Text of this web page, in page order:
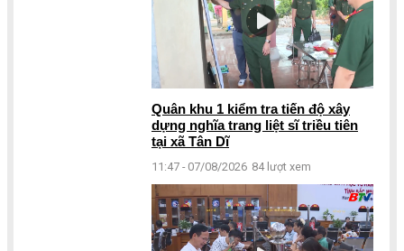
Quân khu 1 kiểm tra tiến độ xây
dựng nghĩa trang liệt sĩ triều tiên
tại xã Tân Dĩ
11:47 - 07/08/2026 84 lượt xem